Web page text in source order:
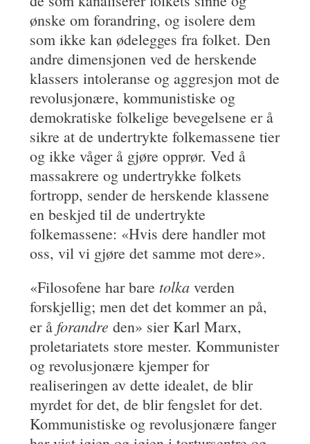
ønske om forandring, og isolere dem
som ikke kan ødelegges fra folket. Den
andre dimensjonen ved de herskende
klassers intoleranse og aggresjon mot de
revolusjonære, kommunistiske og
demokratiske folkelige bevegelsene er å
sikre at de undertrykte folkemassene tier
og ikke våger å gjøre opprør. Ved å
massakrere og undertrykke folkets
fortropp, sender de herskende klassene
en beskjed til de undertrykte
folkemassene: «Hvis dere handler mot
oss, vil vi gjøre det samme mot dere».
«Filosofene har bare tolkaverden
forskjellig; men det det kommer an på,
er å forandreden» sier Karl Marx,
proletariatets store mester. Kommunister
og revolusjonære kjemper for
realiseringen av dette idealet, de blir
myrdet for det, de blir fengslet for det.
Kommunistiske og revolusjonære fanger